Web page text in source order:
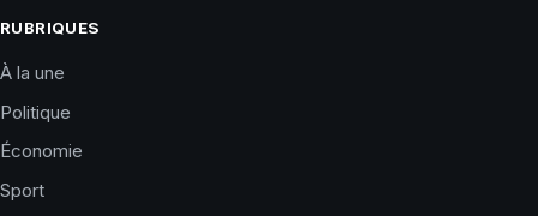
RUBRIQUES
À la une
Politique
Économie
Sport